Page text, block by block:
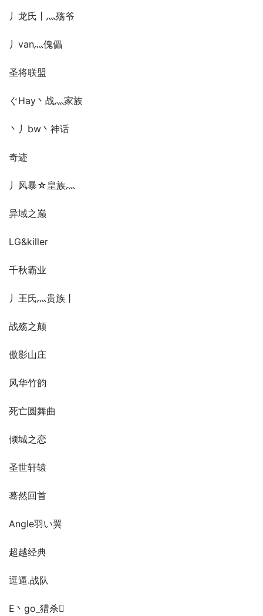
丿龙氏丨灬殇爷
丿van灬傀儡
圣将联盟
ぐHay丶战灬家族
丶丿bw丶神话
奇迹
丿风暴☆皇族灬
异域之巅
LG&killer
千秋霸业
丿王氏灬贵族丨
战殇之颠
傲影山庄
风华竹韵
死亡圆舞曲
倾城之恋
圣世轩辕
蓦然回首
Angle羽い翼
超越经典
逗逼.战队
E丶go_猎杀